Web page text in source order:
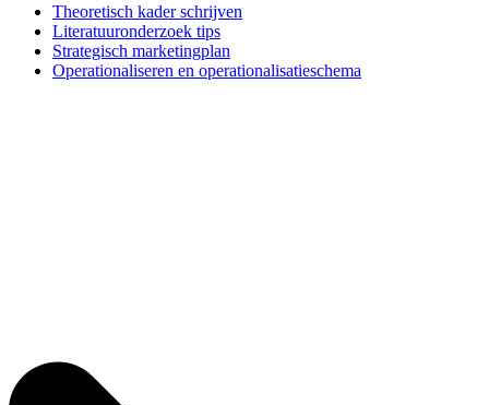
Theoretisch kader schrijven
Literatuuronderzoek tips
Strategisch marketingplan
Operationaliseren en operationalisatieschema